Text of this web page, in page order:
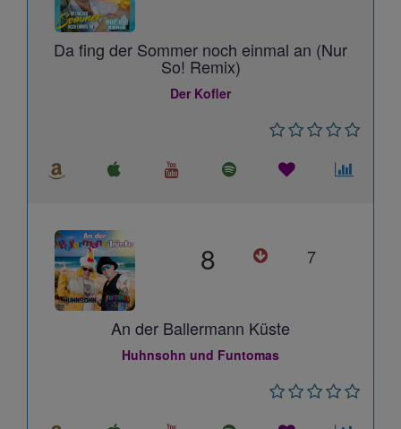
Da fing der Sommer noch einmal an (Nur
So! Remix)
Der Kofler
8 7
An der Ballermann Küste
Huhnsohn und Funtomas